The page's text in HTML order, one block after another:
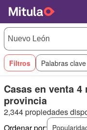
Filtros Palabras clave
Casas en venta
provincia
2,344 propiedades